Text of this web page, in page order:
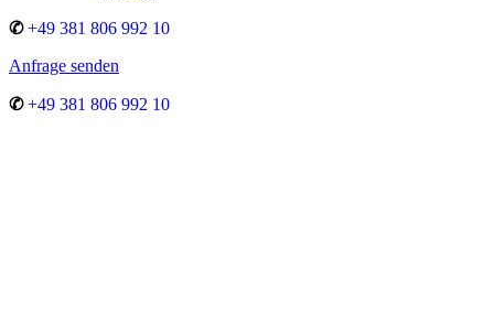
✆ +49 381 806 992 10
Anfrage senden
✆ +49 381 806 992 10